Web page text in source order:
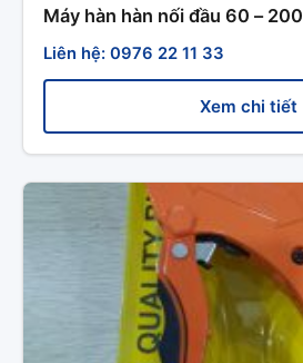
Máy hàn hàn nối đầu 60 – 200
Liên hệ: 0976 22 11 33
Xem chi tiết